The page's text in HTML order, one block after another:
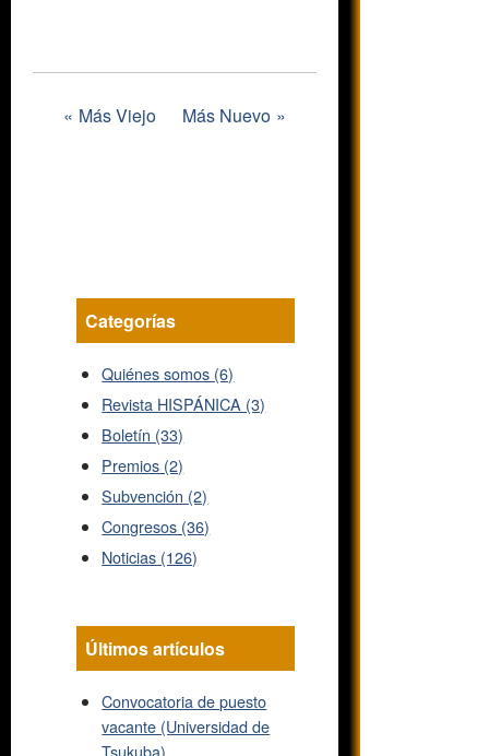
Más Viejo Más Nuevo
Categorías
Quiénes somos (6)
Revista HISPÁNICA (3)
Boletín (33)
Premios (2)
Subvención (2)
Congresos (36)
Noticias (126)
Últimos artículos
Convocatoria de puesto
vacante (Universidad de
Tsukuba)